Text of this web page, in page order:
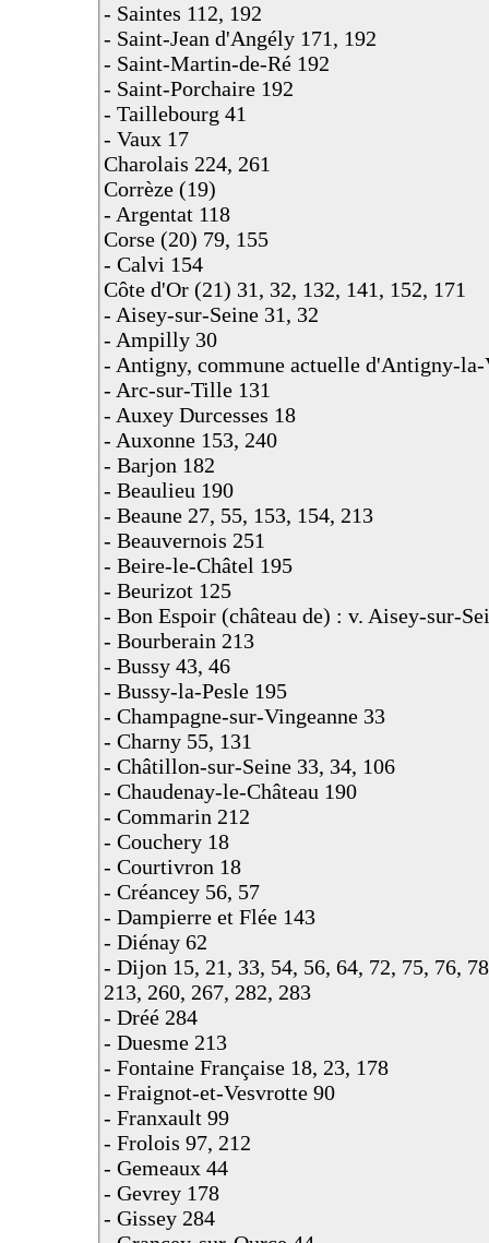
- Saintes 112, 192
- Saint-Jean d'Angély 171, 192
- Saint-Martin-de-Ré 192
- Saint-Porchaire 192
- Taillebourg 41
- Vaux 17
Charolais 224, 261
Corrèze (19)
- Argentat 118
Corse (20) 79, 155
- Calvi 154
Côte d'Or (21) 31, 32, 132, 141, 152, 171
- Aisey-sur-Seine 31, 32
- Ampilly 30
- Antigny, commune actuelle d'Antigny-
- Arc-sur-Tille 131
- Auxey Durcesses 18
- Auxonne 153, 240
- Barjon 182
- Beaulieu 190
- Beaune 27, 55, 153, 154, 213
- Beauvernois 251
- Beire-le-Châtel 195
- Beurizot 125
- Bon Espoir (château de) : v. Aisey-sur-
- Bourberain 213
- Bussy 43, 46
- Bussy-la-Pesle 195
- Champagne-sur-Vingeanne 33
- Charny 55, 131
- Châtillon-sur-Seine 33, 34, 106
- Chaudenay-le-Château 190
- Commarin 212
- Couchery 18
- Courtivron 18
- Créancey 56, 57
- Dampierre et Flée 143
- Diénay 62
- Dijon 15, 21, 33, 54, 56, 64, 72, 75, 76,
213, 260, 267, 282, 283
- Dréé 284
- Duesme 213
- Fontaine Française 18, 23, 178
- Fraignot-et-Vesvrotte 90
- Franxault 99
- Frolois 97, 212
- Gemeaux 44
- Gevrey 178
- Gissey 284